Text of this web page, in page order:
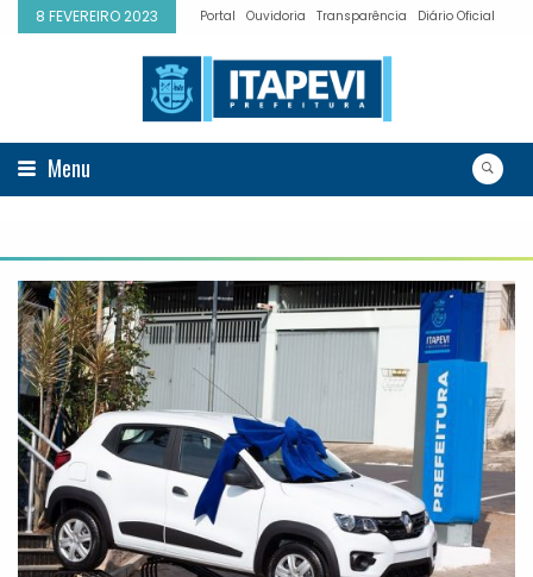
8 FEVEREIRO 2023 Portal Ouvidoria Transparência Diário Oficial
Menu